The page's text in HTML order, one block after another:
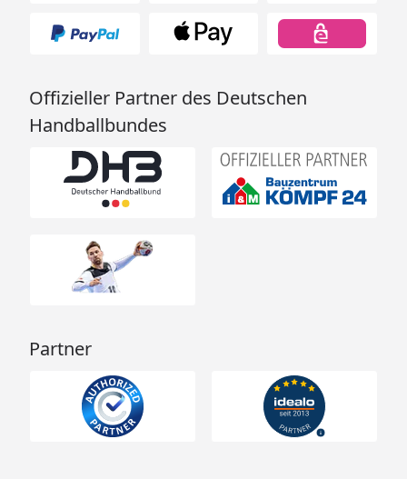
Offizieller Partner des Deutschen
Handballbundes
Partner